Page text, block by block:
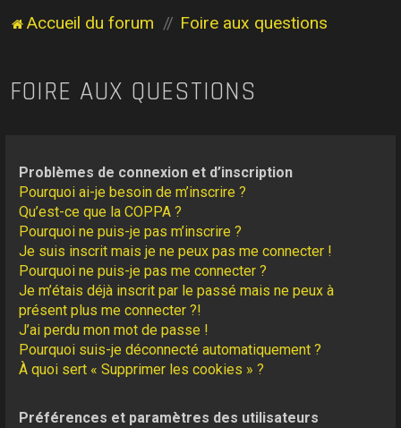
Accueil du forum Foire aux questions
FOIRE AUX QUESTIONS
Problèmes de connexion et d’inscription
Pourquoi ai-je besoin de m’inscrire ?
Qu’est-ce que la COPPA ?
Pourquoi ne puis-je pas m’inscrire ?
Je suis inscrit mais je ne peux pas me connecter !
Pourquoi ne puis-je pas me connecter ?
Je m’étais déjà inscrit par le passé mais ne peux à
présent plus me connecter ?!
J’ai perdu mon mot de passe !
Pourquoi suis-je déconnecté automatiquement ?
À quoi sert « Supprimer les cookies » ?
Préférences et paramètres des utilisateurs